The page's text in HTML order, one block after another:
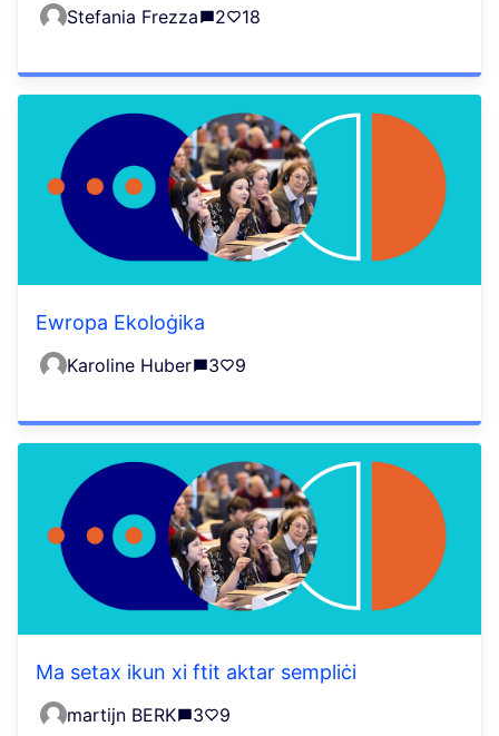
Stefania Frezza 2 18
Ewropa Ekoloġika
Karoline Huber 3 9
Ma setax ikun xi ftit aktar sempliċi
martijn BERK 3 9